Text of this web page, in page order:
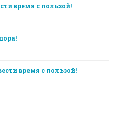
время с пользой!
время с пользой!